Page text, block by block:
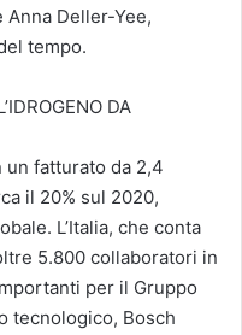
Anna Deller-Yee,
tempo.
DA
un fatturato da 2,4
il 20% sul 2020,
L’Italia, che conta
5.800 collaboratori in
per il Gruppo
tecnologico, Bosch